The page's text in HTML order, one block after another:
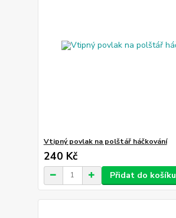
Vtipný povlak na polštář háčkování
240 Kč
Přidat do košíku